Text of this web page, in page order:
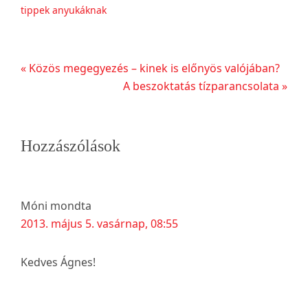
tippek anyukáknak
Előző
« Közös megegyezés – kinek is előnyös valójában?
Következő
A beszoktatás tízparancsolata »
Reader
Hozzászólások
Móni mondta
2013. május 5. vasárnap, 08:55
Kedves Ágnes!